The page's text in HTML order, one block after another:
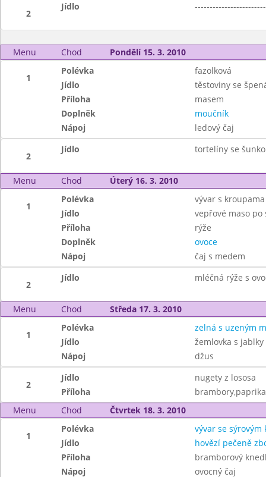
2
Jídlo
Menu Chod Pondělí 15. 3. 2010
1
Polévka
fazolková
Jídlo
těstoviny se
Příloha
masem
Doplněk
moučník
Nápoj
ledový čaj
2
Jídlo tortelíny se
Menu Chod Úterý 16. 3. 2010
1
Polévka
vývar s kroupama
Jídlo
vepřové maso po
Příloha
rýže
Doplněk
ovoce
Nápoj
čaj s medem
2
Jídlo mléčná rýže s
Menu Chod Středa 17. 3. 2010
1
Polévka
zelná s uzeným
Jídlo
žemlovka s
Nápoj
džus
2
Jídlo
nugety z lososa
Příloha
brambory,paprika
Menu
Chod Čtvrtek 18. 3. 2010
1
Polévka
vývar se sýrovým
Jídlo
hovězí pečeně
Příloha
bramborový
Nápoj
ovocný čaj